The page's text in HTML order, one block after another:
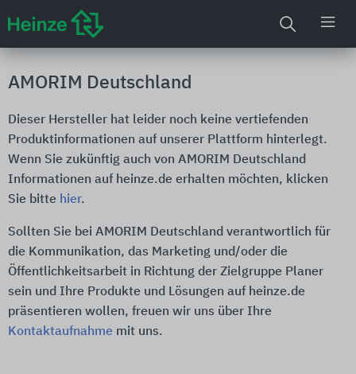
AMORIM Deutschland
Dieser Hersteller hat leider noch keine vertiefenden
Produktinformationen auf unserer Plattform hinterlegt.
Wenn Sie zukünftig auch von AMORIM Deutschland
Informationen auf heinze.de erhalten möchten, klicken
Sie bitte hier.
Sollten Sie bei AMORIM Deutschland verantwortlich für
die Kommunikation, das Marketing und/oder die
Öffentlichkeitsarbeit in Richtung der Zielgruppe Planer
sein und Ihre Produkte und Lösungen auf heinze.de
präsentieren wollen, freuen wir uns über Ihre
Kontaktaufnahme mit uns.